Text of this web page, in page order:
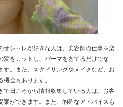
オシャレが好きな人は、美容師の仕事を楽
髪をカットし、パーマをあてるだけでな
す。また、スタイリングやメイクなど、お
会もあります。
で日ごろから情報収集している人は、お客
案ができます。また、的確なアドバイスも